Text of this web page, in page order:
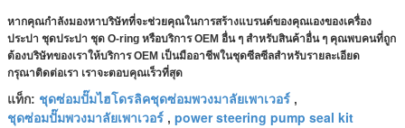
หากคุณกําลังมองหาบริษัทที่จะช่วยคุณในการสร้างแบรนด์ของคุณเองของเครื่อง
ประปา ชุดประปา ชุด O-ring หรือบริการ OEM อื่น ๆ สําหรับสินค้าอื่น ๆ คุณพบคนที่ถูก
ต้องบริษัทของเราให้บริการ OEM เป็นมืออาชีพในชุดซีลซีลสําหรับรายละเอียด
กรุณาติดต่อเรา เราจะตอบคุณเร็วที่สุด
แท็ก: ชุดซ่อมปั๊มไฮโดรลิคชุดซ่อมพวงมาลัยเพาเวอร์ ,
ชุดซ่อมปั๊มพวงมาลัยเพาเวอร์ , power steering pump seal kit